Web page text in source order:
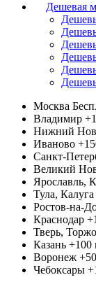
Дешевая
Москва
Владимир
Нижний
Иваново
Санкт-
Великий
Ярославль,
Тула,
Ростов-на-
Краснодар
Тверь,
Казань +100
Воронеж
Чебоксары